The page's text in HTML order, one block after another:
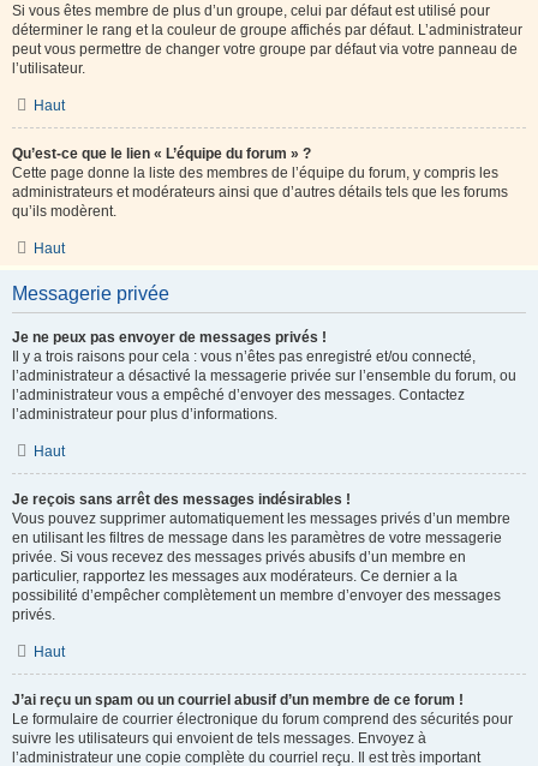
Si vous êtes membre de plus d’un groupe, celui par défaut est utilisé pour
déterminer le rang et la couleur de groupe affichés par défaut. L’administrateur
peut vous permettre de changer votre groupe par défaut via votre panneau de
l’utilisateur.
Haut
Qu’est-ce que le lien « L’équipe du forum » ?
Cette page donne la liste des membres de l’équipe du forum, y compris les
administrateurs et modérateurs ainsi que d’autres détails tels que les forums
qu’ils modèrent.
Haut
Messagerie privée
Je ne peux pas envoyer de messages privés !
Il y a trois raisons pour cela : vous n’êtes pas enregistré et/ou connecté,
l’administrateur a désactivé la messagerie privée sur l’ensemble du forum, ou
l’administrateur vous a empêché d’envoyer des messages. Contactez
l’administrateur pour plus d’informations.
Haut
Je reçois sans arrêt des messages indésirables !
Vous pouvez supprimer automatiquement les messages privés d’un membre
en utilisant les filtres de message dans les paramètres de votre messagerie
privée. Si vous recevez des messages privés abusifs d’un membre en
particulier, rapportez les messages aux modérateurs. Ce dernier a la
possibilité d’empêcher complètement un membre d’envoyer des messages
privés.
Haut
J’ai reçu un spam ou un courriel abusif d’un membre de ce forum !
Le formulaire de courrier électronique du forum comprend des sécurités pour
suivre les utilisateurs qui envoient de tels messages. Envoyez à
l’administrateur une copie complète du courriel reçu. Il est très important